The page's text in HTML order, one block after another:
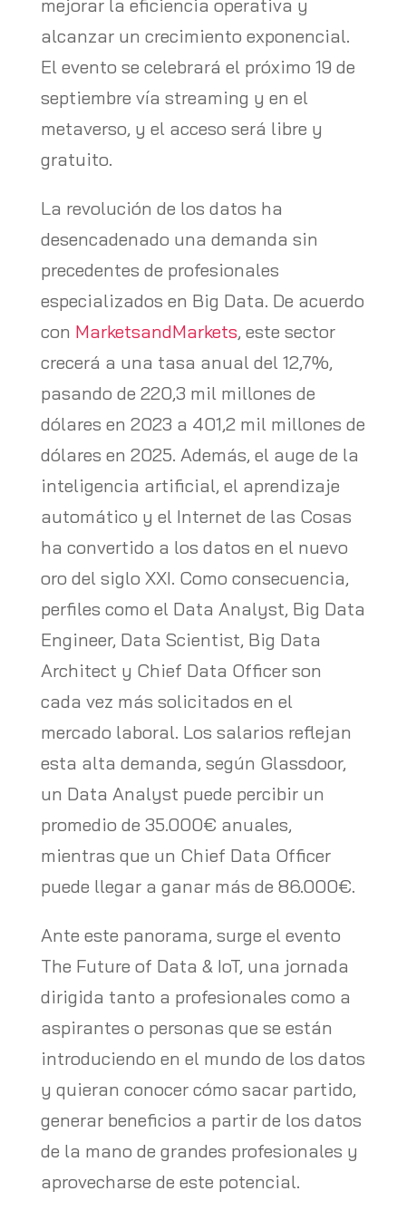
mejorar la eficiencia operativa y
alcanzar un crecimiento exponencial.
El evento se celebrará el próximo 19 de
septiembre vía streaming y en el
metaverso, y el acceso será libre y
gratuito.
La revolución de los datos ha
desencadenado una demanda sin
precedentes de profesionales
especializados en Big Data. De acuerdo
con MarketsandMarkets, este sector
crecerá a una tasa anual del 12,7%,
pasando de 220,3 mil millones de
dólares en 2023 a 401,2 mil millones de
dólares en 2025. Además, el auge de la
inteligencia artificial, el aprendizaje
automático y el Internet de las Cosas
ha convertido a los datos en el nuevo
oro del siglo XXI. Como consecuencia,
perfiles como el Data Analyst, Big Data
Engineer, Data Scientist, Big Data
Architect y Chief Data Officer son
cada vez más solicitados en el
mercado laboral. Los salarios reflejan
esta alta demanda, según Glassdoor,
un Data Analyst puede percibir un
promedio de 35.000€ anuales,
mientras que un Chief Data Officer
puede llegar a ganar más de 86.000€.
Ante este panorama, surge el evento
The Future of Data & IoT, una jornada
dirigida tanto a profesionales como a
aspirantes o personas que se están
introduciendo en el mundo de los datos
y quieran conocer cómo sacar partido,
generar beneficios a partir de los datos
de la mano de grandes profesionales y
aprovecharse de este potencial.